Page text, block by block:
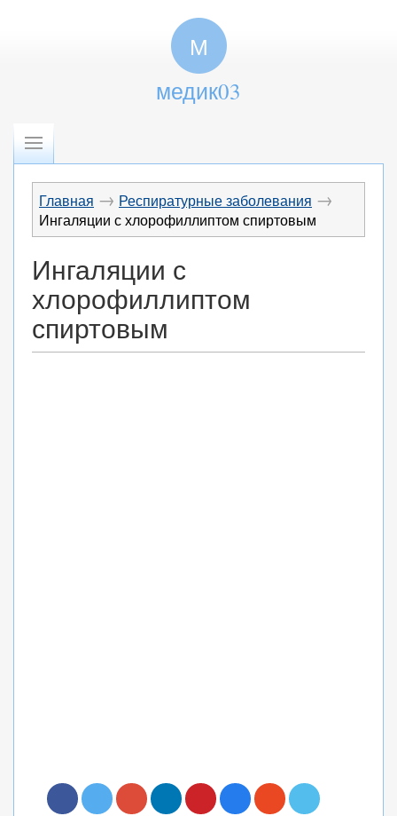
М
медик03
Главная → Респиратурные заболевания →
Ингаляции с хлорофиллиптом спиртовым
Ингаляции с
хлорофиллиптом
спиртовым